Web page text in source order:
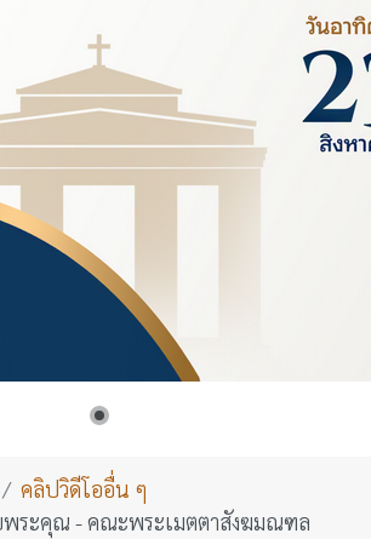
คลิปวิดีโออื่น ๆ
พระคุณ - คณะพระเมตตาสังฆมณฑล